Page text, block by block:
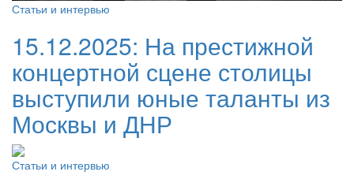
Статьи и интервью
15.12.2025: На престижной
концертной сцене столицы
выступили юные таланты из
Москвы и ДНР
Статьи и интервью